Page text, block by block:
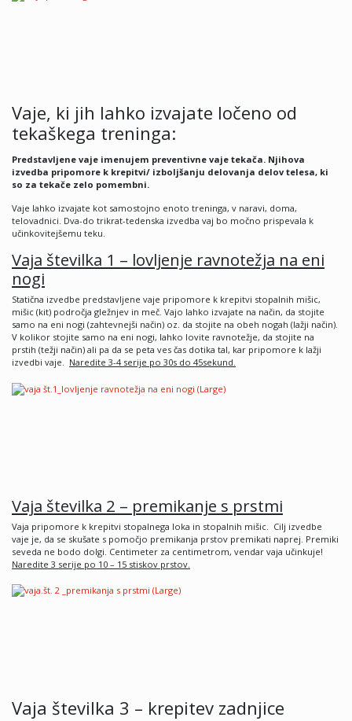
Vaje, ki jih lahko izvajate ločeno od
tekaškega treninga:
Predstavljene vaje imenujem preventivne vaje tekača. Njihova
izvedba pripomore k krepitvi/ izboljšanju delovanja delov telesa, ki
so za tekače zelo pomembni.
Vaje lahko izvajate kot samostojno enoto treninga, v naravi, doma,
telovadnici. Dva-do trikrat-tedenska izvedba vaj bo močno prispevala k
učinkovitejšemu teku.
Vaja številka 1 – lovljenje ravnotežja na eni
nogi
Statična izvedbe predstavljene vaje pripomore k krepitvi stopalnih mišic,
mišic (kit) področja gležnjev in meč. Vajo lahko izvajate na način, da stojite
samo na eni nogi (zahtevnejši način) oz. da stojite na obeh nogah (lažji način).
V kolikor stojite samo na eni nogi, lahko lovite ravnotežje, da stojite na
prstih (težji način) ali pa da se peta ves čas dotika tal, kar pripomore k lažji
izvedbi vaje. Naredite 3-4 serije po 30s do 45sekund.
Vaja številka 2 – premikanje s prstmi
Vaja pripomore k krepitvi stopalnega loka in stopalnih mišic. Cilj izvedbe
vaje je, da se skušate s pomočjo premikanja prstov premikati naprej. Premiki
seveda ne bodo dolgi. Centimeter za centimetrom, vendar vaja učinkuje!
Naredite 3 serije po 10 – 15 stiskov prstov.
Vaja številka 3 – krepitev zadnjice